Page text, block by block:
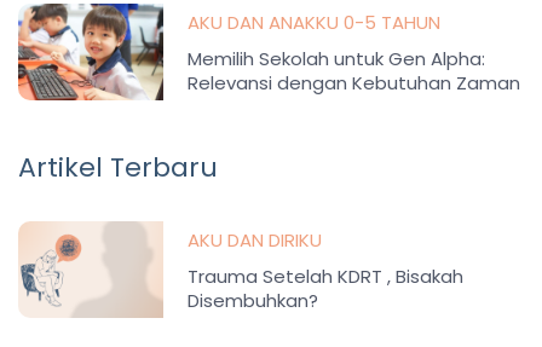
AKU DAN ANAKKU 0-5 TAHUN
Memilih Sekolah untuk Gen Alpha:
Relevansi dengan Kebutuhan Zaman
Artikel Terbaru
AKU DAN DIRIKU
Trauma Setelah KDRT , Bisakah
Disembuhkan?